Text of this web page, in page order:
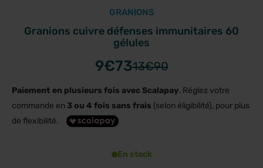
GRANIONS
Granions cuivre défenses immunitaires 60
gélules
9€7313€90
Paiement en plusieurs fois avec Scalapay. Réglez votre
commande en 3 ou 4 fois sans frais (selon éligibilité), pour plus
de flexibilité.
En stock